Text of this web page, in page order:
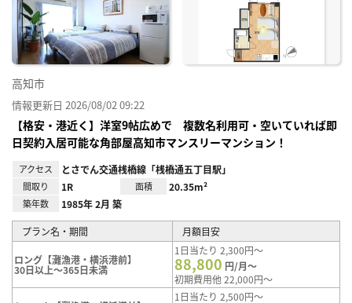
高知市
情報更新日 2026/08/02 09:22
【格安・港近く】洋室9帖広めで 複数名利用可・空いていれば即
日契約入居可能な角部屋高知市マンスリーマンション！
アクセス とさでん交通桟橋線「桟橋通五丁目駅」
間取り 1R 面積 20.35m²
築年数 1985年 2月 築
プラン名・期間 月額目安
ロング【灘漁港・横浜港前】
30日以上～365日未満
1日当たり 2,300円～
88,800 円/月～
初期費用他 22,000円～
1日当たり 2,500円～